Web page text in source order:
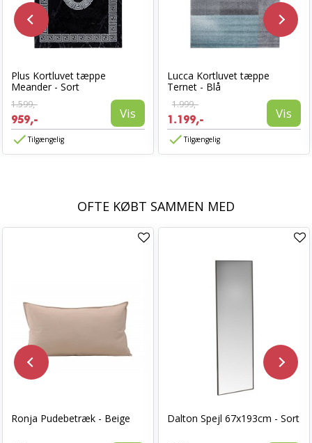
Plus Kortluvet tæppe
Meander - Sort
1.599,-
959,- Vis
Tilgængelig
Lucca Kortluvet tæppe
Ternet - Blå
1.999,-
1.199,- Vis
Tilgængelig
OFTE KØBT SAMMEN MED
Ronja Pudebetræk - Beige Dalton Spejl 67x193cm - Sort